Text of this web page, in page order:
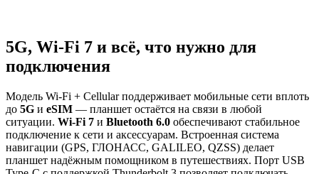
5G, Wi‑Fi 7 и всё, что нужно для
подключения
Модель Wi‑Fi + Cellular поддерживает мобильные сети вплоть
до 5G и eSIM — планшет остаётся на связи в любой
ситуации. Wi‑Fi 7 и Bluetooth 6.0 обеспечивают стабильное
подключение к сети и аксессуарам. Встроенная система
навигации (GPS, ГЛОНАСС, GALILEO, QZSS) делает
планшет надёжным помощником в путешествиях. Порт USB